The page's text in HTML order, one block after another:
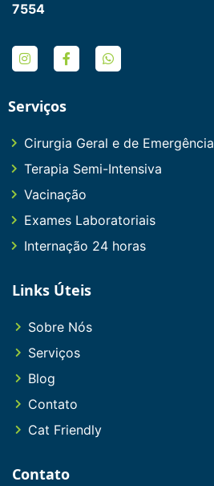
7554
Serviços
Cirurgia Geral e de Emergência
Terapia Semi-Intensiva
Vacinação
Exames Laboratoriais
Internação 24 horas
Links Úteis
Sobre Nós
Serviços
Blog
Contato
Cat Friendly
Contato